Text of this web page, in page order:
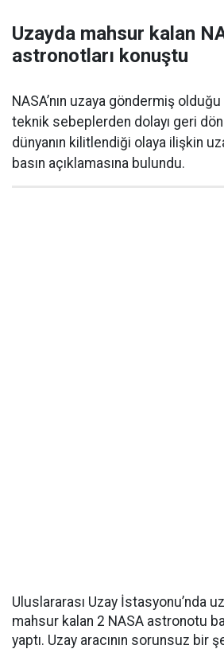
Uzayda mahsur kalan
astronotları konuştu
NASA’nın uzaya göndermiş
teknik sebeplerden dolayı geri
dünyanın kilitlendiği olaya ilişkin
basın açıklamasına bulundu.
Uluslararası Uzay İstasyonu’nda
mahsur kalan 2 NASA astronotu
yaptı. Uzay aracının sorunsuz bir